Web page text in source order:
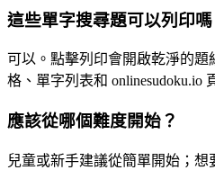
這些單字搜尋題可以列印嗎
可以。點擊列印會開啟乾淨的題
格、單字列表和 onlinesudoku.io
應該從哪個難度開始？
兒童或新手建議從簡單開始；